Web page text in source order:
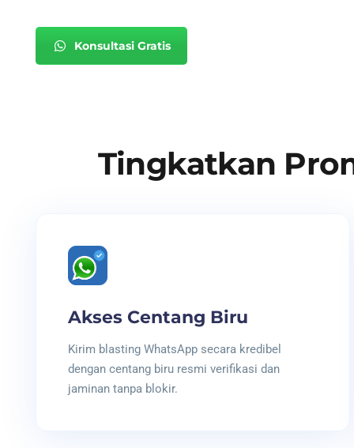
Konsultasi Gratis
Tingkatkan
Akses Centang Biru
Kirim blasting WhatsApp secara kredibel
dengan centang biru resmi verifikasi dan
jaminan tanpa blokir.